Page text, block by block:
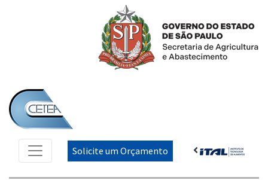
Solicite um Orçamento